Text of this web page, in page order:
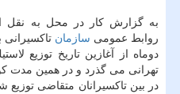
به گزارش كار در محل به نقل
روابط عمومی سازمان تاكسیرانی
دوماه از آغازین تاریخ توزیع
در بین تاكسیرانان متقاضی